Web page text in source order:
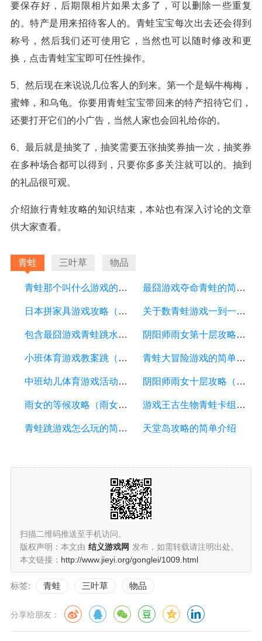
要保存好，后期限相片如果太多了，可以删除一些重复
的。特产是用来招待客人的。青蛙宝宝每次出去还会得到
称号，然后我们还可使用它，当然也可以随时修改和更
换，点击青蛙宝宝即可任性操作。
5、然后现在来说说几位客人的到来。第一个是蜗牛梅梅，
蜜蜂，和乌龟。你要用青蛙宝宝带回来的特产招待它们，
还要打开它们的小广告，当然人家也会回礼给你的。
6、最后就是抽奖了，抽奖需要五张抽奖券抽一次，抽奖券
在多种场合都可以得到，只要你多多关注就可以的。抽到
的礼品很可观。
介绍旅行青蛙攻略的知识结束，本站也有深入讨论的文章
供大家查看。
青蛙 三叶草 物品
青蛙那个叫什么游戏的简单介绍 最囧游戏夺命青蛙的简单介绍
日本拼家具游戏攻略（日本家具牌子） 关于数青蛙游戏一到一百的信息
包含最囧游戏青蛙跳水的词条 阴阳师雨女第十层攻略（阴阳师雨女哪里多18183）
小班体育游戏教案跳（小班体育游戏教案跳圈） 青蛙大冒险游戏的简单介绍
中班幼儿体育游戏活动（中班幼儿体育游戏活动教案及反思） 阴阳师雨女十层攻略（阴阳师 雨女十层）
雨女的等候攻略（雨女的等候在哪里打） 游戏王古生物青蛙卡组的简单介绍
青蛙跳游戏怎么玩的简单介绍 天堂岛攻略的简单介绍
扫描二维码推送至手机访问。
版权声明：本文由 结义游戏网 发布，如需转载请注明出处。
本文链接： http://www.jieyi.org/gonglei/1009.html
标签: 青蛙 三叶草 物品
分享给朋友：